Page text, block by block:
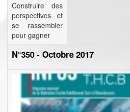
Construire des
perspectives et
se rassembler
pour gagner
N°350 - Octobre 2017